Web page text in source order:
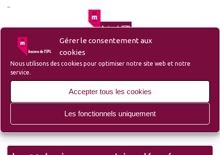
Gérer le consentement aux
cookies
Nous utilisons des cookies pour optimiser notre site web et notre
service.
Accepter tous les cookies
Les fonctionnels uniquement
– Liste des membres et sympathisants de l’Amicale
– Site du Groupe Ozanam-EPIL-Campus
– Site Lille d’Antan (Ecole des Mécaniciens avant l’EPIL)